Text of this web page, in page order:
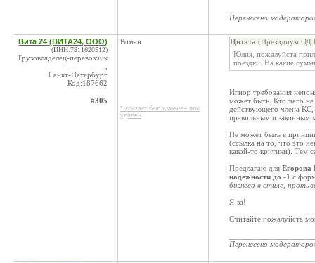
Перенесено
Вита 24 (ВИТА24, ООО)
(ИНН:7811620512)
Грузовладелец-перевозчик
Санкт-Петербург
Код:187662
#305
Роман
* контакт был изменен или
удален
Цитата (Президиум ОД
Юлия, пожалуйста
поездки. На какие
Игнор требования
может быть. Кто чего
действующего члена КС,
правильным и законным
Не может быть в
(ссылка на то, что это
какой-то критики). Тем
Предлагаю для Егорова
надежности до -1 с
бизнеса в стиле,
Я-за!
Считайте пожалуйста
Перенесено